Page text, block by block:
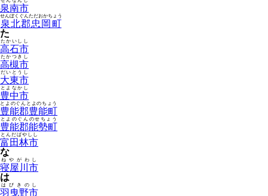
泉南市
泉北郡忠岡町
せんぼくぐんただおかちょう
た
高石市
たかいしし
高槻市
たかつきし
大東市
だいとうし
豊中市
とよなかし
豊能郡豊能町
とよのぐんとよのちょう
豊能郡能勢町
とよのぐんのせちょう
富田林市
とんだばやしし
な
寝屋川市
ねやがわし
は
羽曳野市
はびきのし